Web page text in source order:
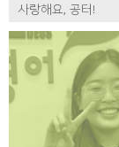
사랑해요, 공터!